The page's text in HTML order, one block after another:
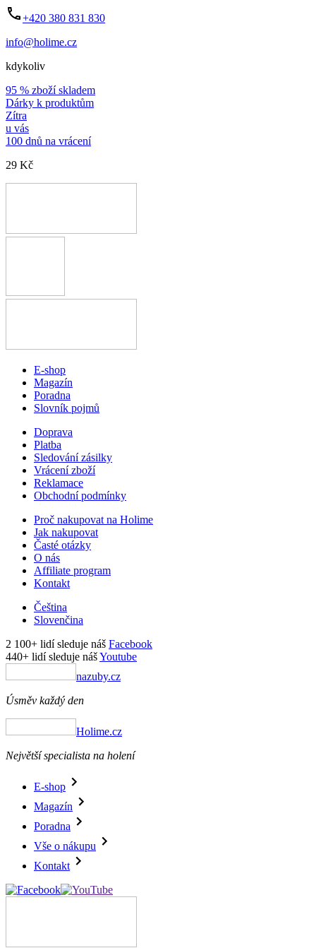
+420 380 831 830
info@holime.cz
kdykoliv
95 % zboží skladem
Dárky k produktům
Zítra
u vás
100 dnů na vrácení
29 Kč
E-shop
Magazín
Poradna
Slovník pojmů
Doprava
Platba
Sledování zásilky
Vrácení zboží
Reklamace
Obchodní podmínky
Proč nakupovat na Holime
Jak nakupovat
Časté otázky
O nás
Affiliate program
Kontakt
Čeština
Slovenčina
2 100+ lidí sleduje náš Facebook
440+ lidí sleduje nášYoutube
nazuby.cz
Úsměv každý den
Holime.cz
Největší specialista na holení
E-shop
Magazín
Poradna
Vše o nákupu
Kontakt